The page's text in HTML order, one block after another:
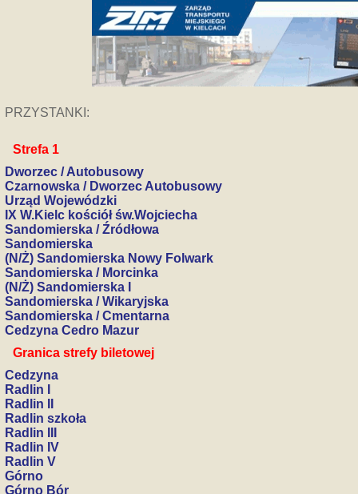
PRZYSTANKI:
Strefa 1
Dworzec / Autobusowy
Czarnowska / Dworzec Autobusowy
Urząd Wojewódzki
IX W.Kielc kościół św.Wojciecha
Sandomierska / Źródłowa
Sandomierska
(N/Ż) Sandomierska Nowy Folwark
Sandomierska / Morcinka
(N/Ż) Sandomierska I
Sandomierska / Wikaryjska
Sandomierska / Cmentarna
Cedzyna Cedro Mazur
Granica strefy biletowej
Cedzyna
Radlin I
Radlin II
Radlin szkoła
Radlin III
Radlin IV
Radlin V
Górno
Górno Bór